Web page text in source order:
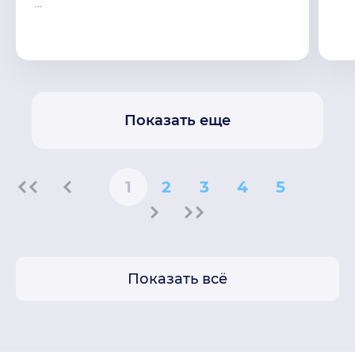
...
Показать еще
1 2 3 4 5
Показать всё